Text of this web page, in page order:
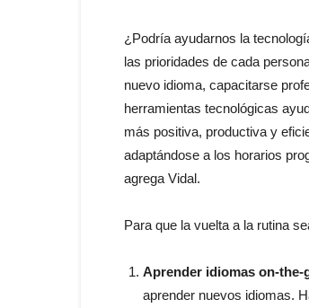
¿Podría ayudarnos la
las prioridades de cada
nuevo idioma, capacitarse
herramientas tecnológicas
más positiva, productiva y
adaptándose a los horarios
agrega Vidal.
Para que la vuelta a la rutina
Aprender idiomas on-the-
aprender nuevos idiomas.